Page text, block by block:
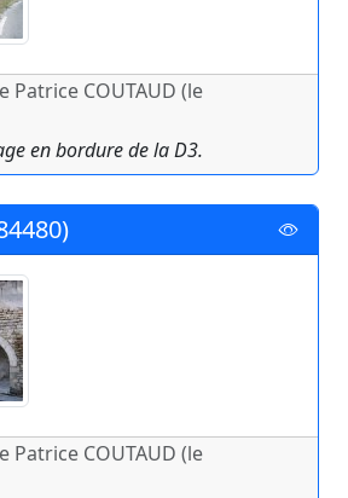
Patrice COUTAUD (le
en bordure de la D3.
Patrice COUTAUD (le